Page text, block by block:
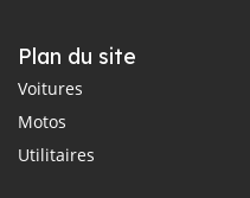
Plan du site
Voitures
Motos
Utilitaires